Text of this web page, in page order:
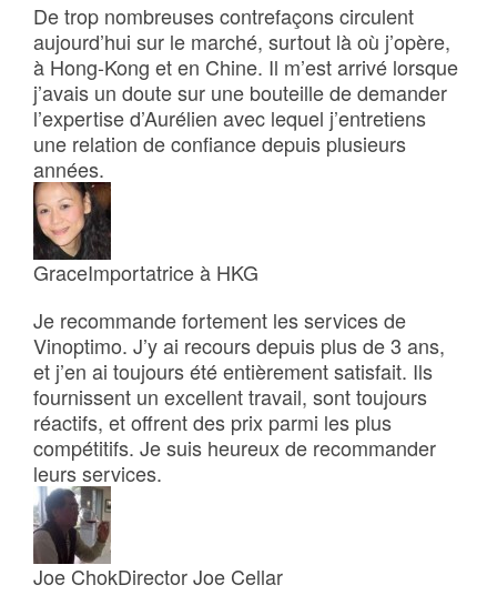
De trop nombreuses contrefaçons circulent
aujourd’hui sur le marché, surtout là où j’opère,
à Hong-Kong et en Chine. Il m’est arrivé lorsque
j’avais un doute sur une bouteille de demander
l’expertise d’Aurélien avec lequel j’entretiens
une relation de confiance depuis plusieurs
années.
GraceImportatrice à HKG
Je recommande fortement les services de
Vinoptimo. J’y ai recours depuis plus de 3 ans,
et j’en ai toujours été entièrement satisfait. Ils
fournissent un excellent travail, sont toujours
réactifs, et offrent des prix parmi les plus
compétitifs. Je suis heureux de recommander
leurs services.
Joe ChokDirector Joe Cellar